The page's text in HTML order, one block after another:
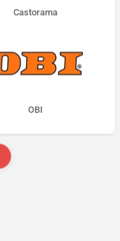
Castorama
OBI